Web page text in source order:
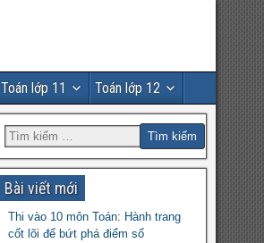
Toán lớp 11 Toán lớp 12
Bài viết mới
Thi vào 10 môn Toán: Hành trang
cốt lõi để bứt phá điểm số